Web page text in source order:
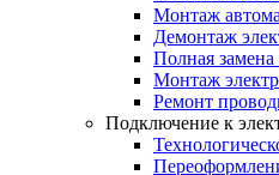
Монтаж
Демонтаж
Полная
Монтаж
Ремонт
Подключение к